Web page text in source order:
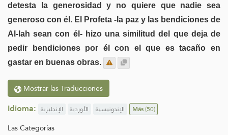
detesta la generosidad y no quiere que nadie sea
generoso con él. El Profeta -la paz y las bendiciones de
Al-lah sean con él- hizo una similitud del que deja de
pedir bendiciones por él con el que es tacaño en
gastar en buenas obras.
Mostrar las Traducciones
Idioma: الإنجليزية الأوردية الإندونيسية Más(50)
Las Categorías